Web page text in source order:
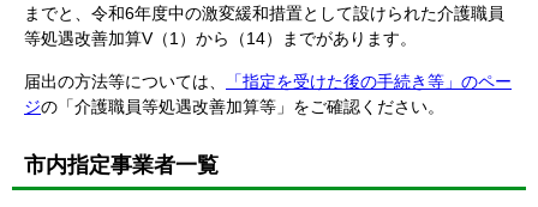
までと、令和6年度中の激変緩和措置として設けられた介護職員
等処遇改善加算V（1）から（14）までがあります。
届出の方法等については、
「指定を受けた後の手続き等」のペー
ジの「介護職員等処遇改善加算等」をご確認ください。
市内指定事業者一覧